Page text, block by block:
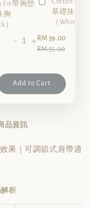
Fit帶胸墊
胸
）
- +
基礎抹胸
（White）
RM 39.00
RM 55.00
Add to Cart
品資訊
果｜可調節式肩帶適
析